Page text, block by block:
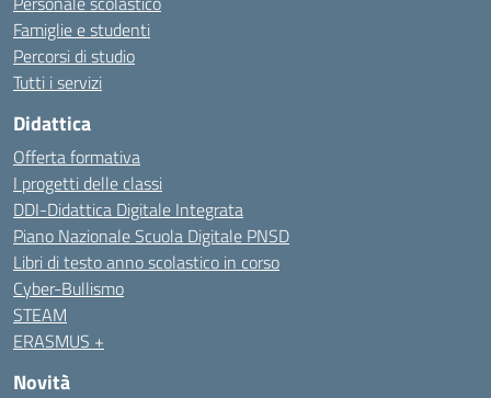
Famiglie e studenti
Percorsi di studio
Tutti i servizi
Didattica
Offerta formativa
I progetti delle classi
DDI-Didattica Digitale Integrata
Piano Nazionale Scuola Digitale PNSD
Libri di testo anno scolastico in corso
Cyber-Bullismo
STEAM
ERASMUS +
Novità